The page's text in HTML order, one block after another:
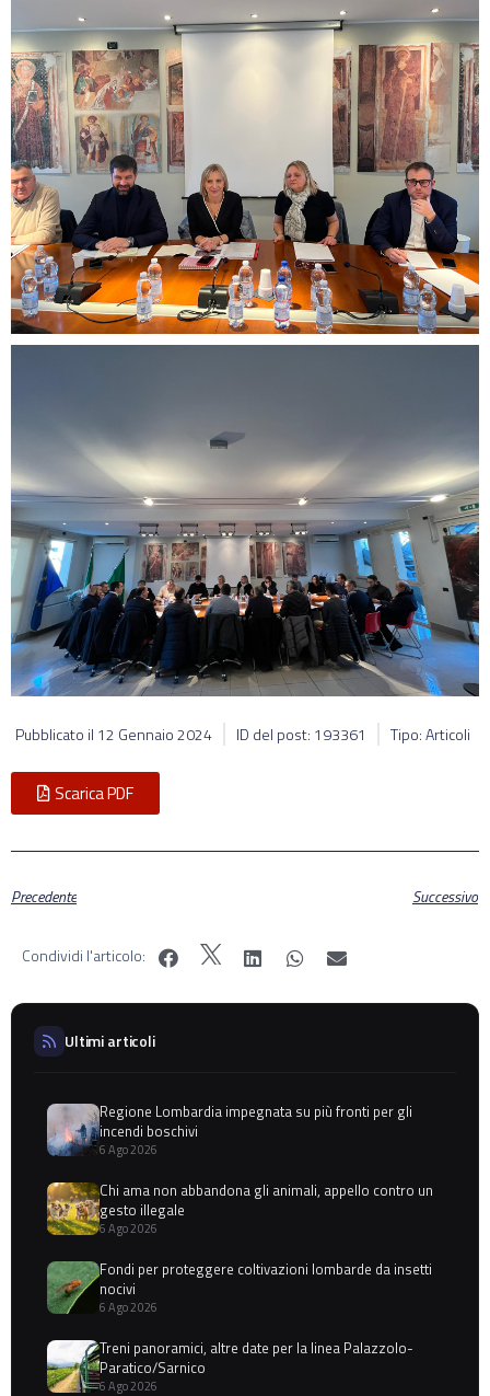
Pubblicato il 12 Gennaio 2024 ID del post: 193361 Tipo: Articoli
Scarica PDF
Precedente Successivo
Condividi l'articolo:
Ultimi articoli
Regione Lombardia impegnata su più fronti per gli
incendi boschivi
6 Ago 2026
Chi ama non abbandona gli animali, appello contro un
gesto illegale
6 Ago 2026
Fondi per proteggere coltivazioni lombarde da insetti
nocivi
6 Ago 2026
Treni panoramici, altre date per la linea Palazzolo-
Paratico/Sarnico
6 Ago 2026